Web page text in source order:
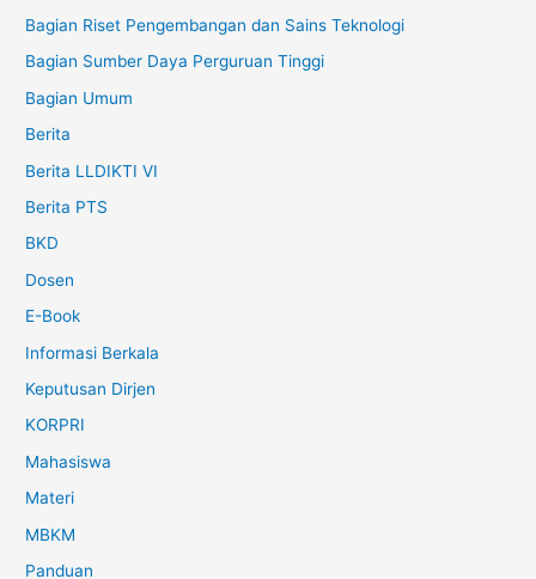
Bagian Riset Pengembangan dan Sains Teknologi
Bagian Sumber Daya Perguruan Tinggi
Bagian Umum
Berita
Berita LLDIKTI VI
Berita PTS
BKD
Dosen
E-Book
Informasi Berkala
Keputusan Dirjen
KORPRI
Mahasiswa
Materi
MBKM
Panduan